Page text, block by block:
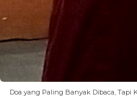
Doa yang Paling Banyak Dibaca, Tapi